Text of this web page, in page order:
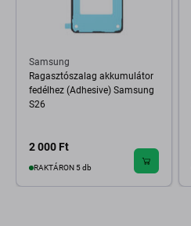
Samsung
Ragasztószalag akkumulátor
fedélhez (Adhesive) Samsung
S26
2 000 Ft
RAKTÁRON 5 db